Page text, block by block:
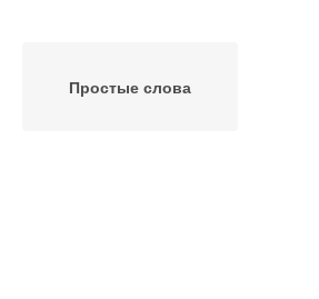
Простые слова